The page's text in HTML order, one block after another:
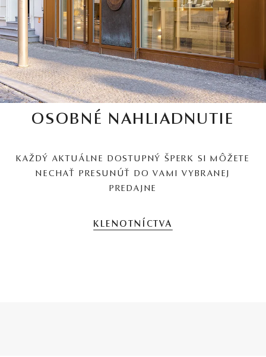
OSOBNÉ NAHLIADNUTIE
KAŽDÝ AKTUÁLNE DOSTUPNÝ ŠPERK SI MÔŽETE
NECHAŤ PRESUNÚŤ DO VAMI VYBRANEJ
PREDAJNE
KLENOTNÍCTVA